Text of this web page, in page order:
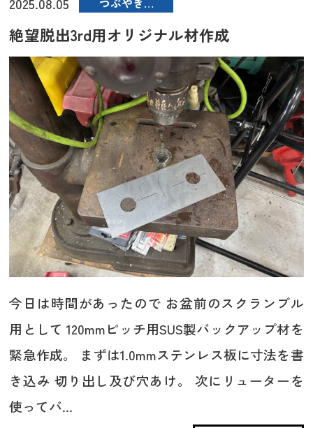
つぶやき…
絶望脱出3rd用オリジナル材作成
今日は時間があったので お盆前のスクランブル
用として 120mmピッチ用SUS製バックアップ材を
緊急作成。 まずは1.0mmステンレス板に寸法を書
き込み 切り出し及び穴あけ。 次にリューターを
使ってバ...